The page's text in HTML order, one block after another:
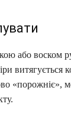
або воском
витягується
«порожніє»,